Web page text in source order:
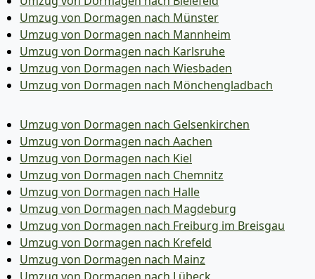
Umzug von Dormagen nach Münster
Umzug von Dormagen nach Mannheim
Umzug von Dormagen nach Karlsruhe
Umzug von Dormagen nach Wiesbaden
Umzug von Dormagen nach Mönchen­gladbach
Umzug von Dormagen nach Gelsenkirchen
Umzug von Dormagen nach Aachen
Umzug von Dormagen nach Kiel
Umzug von Dormagen nach Chemnitz
Umzug von Dormagen nach Halle
Umzug von Dormagen nach Magdeburg
Umzug von Dormagen nach Freiburg im Breisgau
Umzug von Dormagen nach Krefeld
Umzug von Dormagen nach Mainz